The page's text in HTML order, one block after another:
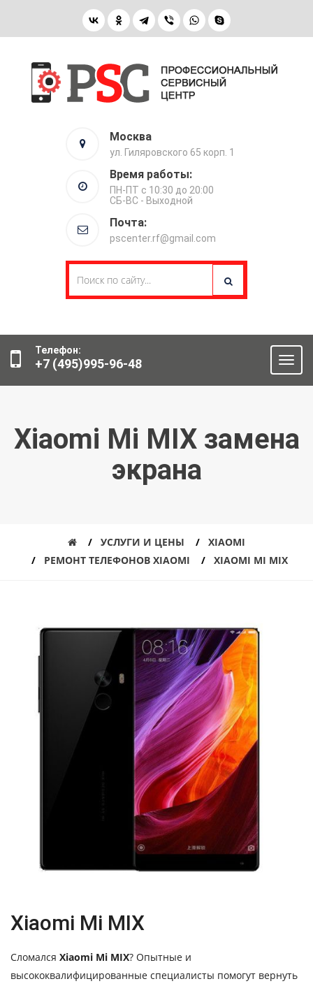
Москва
ул. Гиляровского 65 корп. 1
Время работы:
ПН-ПТ с 10:30 до 20:00
СБ-ВС - Выходной
Почта:
pscenter.rf@gmail.com
Телефон:
+7 (495)995-96-48
Xiaomi Mi MIX замена
экрана
УСЛУГИ И ЦЕНЫ
XIAOMI
РЕМОНТ ТЕЛЕФОНОВ XIAOMI
XIAOMI MI MIX
Xiaomi Mi MIX
Сломался Xiaomi Mi MIX? Опытные и
высококвалифицированные специалисты помогут вернуть